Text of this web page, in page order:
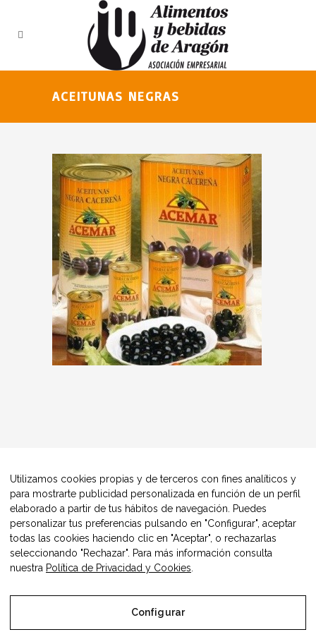
ACEITUNAS NEGRAS
© Copyright Alimentos Made in Aragón y AIAA
Utilizamos cookies propias y de terceros con fines analíticos y
para mostrarte publicidad personalizada en función de un perfil
elaborado a partir de tus hábitos de navegación. Puedes
personalizar tus preferencias pulsando en "Configurar", aceptar
todas las cookies haciendo clic en "Aceptar", o rechazarlas
seleccionando "Rechazar". Para más información consulta
nuestra Política de Privacidad y Cookies
Configurar